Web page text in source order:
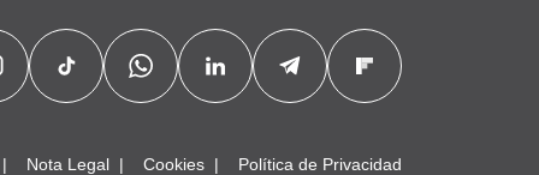
Nota Legal Cookies Política de Privacidad